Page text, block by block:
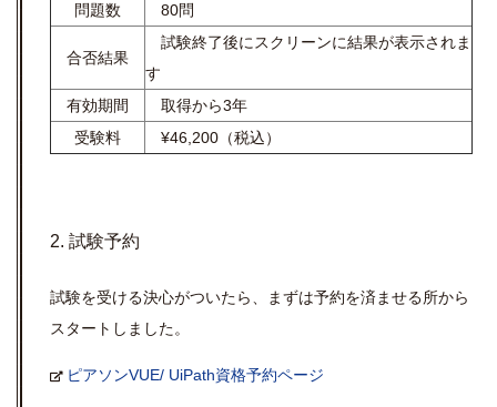
問題数
80問
合否結果
試験終了後にスクリーンに結果が表示されま
す
有効期間
取得から3年
受験料
¥46,200（税込）
2. 試験予約
試験を受ける決心がついたら、まずは予約を済ませる所から
スタートしました。
ピアソンVUE/ UiPath資格予約ページ